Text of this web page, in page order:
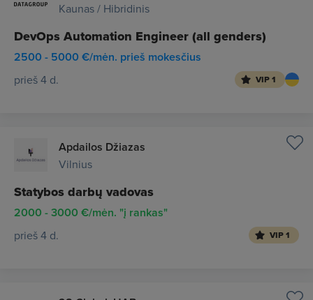
Kaunas / Hibridinis
DevOps Automation Engineer (all genders)
2500 - 5000 €/mėn. prieš mokesčius
prieš 4 d. VIP 1
Apdailos Džiazas
Vilnius
Statybos darbų vadovas
2000 - 3000 €/mėn. "į rankas"
prieš 4 d. VIP 1